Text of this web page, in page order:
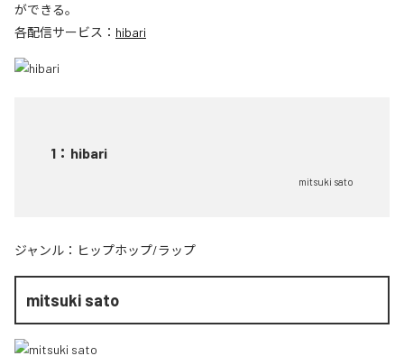
ができる。
各配信サービス： hibari
1 ： hibari
mitsuki sato
ジャンル： ヒップホップ/ラップ
mitsuki sato